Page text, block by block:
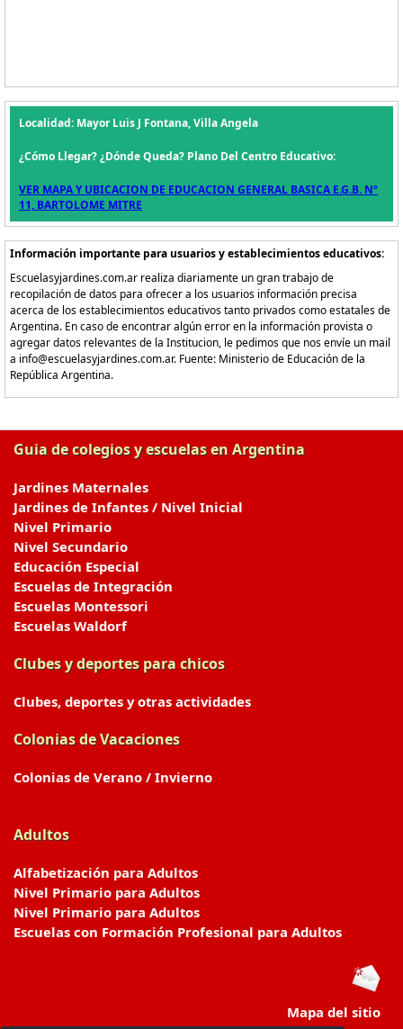
Localidad: Mayor Luis J Fontana, Villa Angela
¿Cómo Llegar? ¿Dónde Queda? Plano Del Centro Educativo:
VER MAPA Y UBICACION DE EDUCACION GENERAL BASICA E.G.B. Nº
11, BARTOLOME MITRE
Información importante para usuarios y establecimientos educativos:
Escuelasyjardines.com.ar realiza diariamente un gran trabajo de
recopilación de datos para ofrecer a los usuarios información precisa
acerca de los establecimientos educativos tanto privados como estatales de
Argentina. En caso de encontrar algún error en la información provista o
agregar datos relevantes de la Institucion, le pedimos que nos envíe un mail
a info@escuelasyjardines.com.ar. Fuente: Ministerio de Educación de la
República Argentina.
Guia de colegios y escuelas en Argentina
Jardines Maternales
Jardines de Infantes / Nivel Inicial
Nivel Primario
Nivel Secundario
Educación Especial
Escuelas de Integración
Escuelas Montessori
Escuelas Waldorf
Clubes y deportes para chicos
Clubes, deportes y otras actividades
Colonias de Vacaciones
Colonias de Verano / Invierno
Adultos
Alfabetización para Adultos
Nivel Primario para Adultos
Nivel Primario para Adultos
Escuelas con Formación Profesional para Adultos
Mapa del sitio